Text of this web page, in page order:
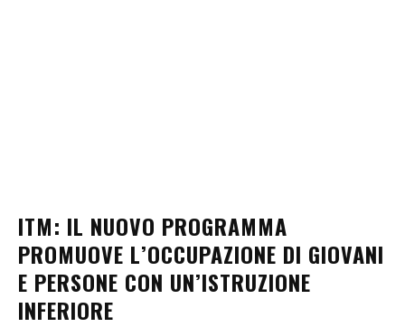
ITM: IL NUOVO PROGRAMMA
PROMUOVE L’OCCUPAZIONE DI GIOVANI
E PERSONE CON UN’ISTRUZIONE
INFERIORE